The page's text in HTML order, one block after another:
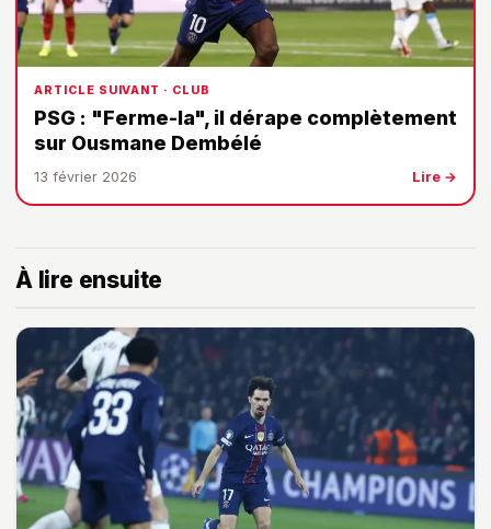
ARTICLE SUIVANT · CLUB
PSG : "Ferme-la", il dérape complètement
sur Ousmane Dembélé
13 février 2026 Lire →
À lire ensuite